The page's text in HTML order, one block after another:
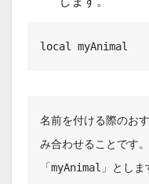
local myAnimal
名前を付ける際のお
み合わせることです
「myAnimal」とし